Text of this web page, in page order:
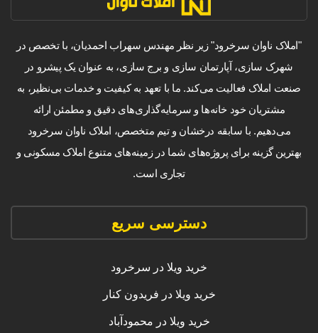
"املاک ناوان سرخرود" زیر نظر مهندس سهراب احمدیان، با تخصص در
شهرک سازی، آپارتمان سازی و برج سازی، به عنوان یک پیشرو در
صنعت املاک فعالیت می‌کند. ما با تعهد به کیفیت و خدمات بی‌نظیر، به
مشتریان خود خانه‌ها و سرمایه‌گذاری‌های دقیق و مطمئن ارائه
می‌دهیم. با سابقه درخشان و تیم متخصص، املاک ناوان سرخرود
بهترین گزینه برای پروژه‌های شما در زمینه‌های متنوع املاک مسکونی و
تجاری است.
دسترسی سریع
خرید ویلا در سرخرود
خرید ویلا در فریدون کنار
خرید ویلا در محمودآباد